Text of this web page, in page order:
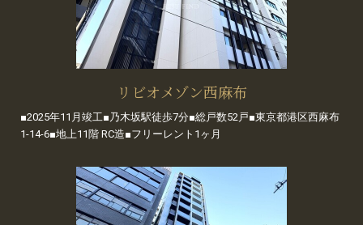
リビオメゾン西麻布
■2025年11月竣工■乃木坂駅徒歩7分■総戸数52戸■東京都港区西麻布
1-14-6■地上11階 RC造■フリーレント1ヶ月